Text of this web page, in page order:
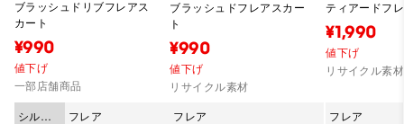
ブラッシュドリブフレアス
カート
¥990
値下げ
一部店舗商品
シルエ
フレア
ブラッシュドフレアスカー
ト
¥990
値下げ
リサイクル素材
フレア
ティアードフ
¥1,990
値下げ
リサイクル素材
フレア